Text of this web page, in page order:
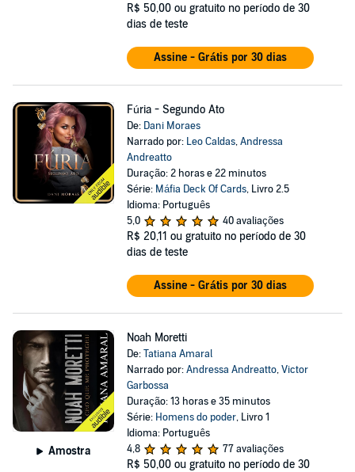
R$ 50,00 ou gratuito no período de 30
dias de teste
Assine - Grátis por 30 dias
Fúria - Segundo Ato
De: Dani Moraes
Narrado por: Leo Caldas,Andressa
Andreatto
Duração: 2 horas e 22 minutos
Série: Máfia Deck Of Cards, Livro 2.5
Idioma: Português
5,0
40 avaliações
R$ 20,11 ou gratuito no período de 30
dias de teste
Assine - Grátis por 30 dias
Amostra
Noah Moretti
De:Tatiana Amaral
Narrado por:Andressa Andreatto,Victor
Garbossa
Duração: 13 horas e 35 minutos
Série: Homens do poder, Livro 1
Idioma: Português
4,8
77 avaliações
R$ 50,00 ou gratuito no período de 30